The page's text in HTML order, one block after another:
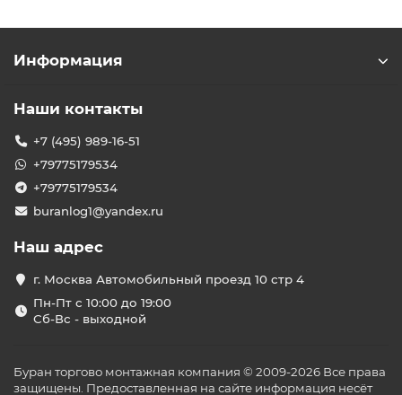
Информация
Наши контакты
+7 (495) 989-16-51
+79775179534
+79775179534
buranlog1@yandex.ru
Наш адрес
г. Москва Автомобильный проезд 10 стр 4
Пн-Пт с 10:00 до 19:00
Сб-Вс - выходной
Буран торгово монтажная компания © 2009-2026 Все права
защищены. Предоставленная на сайте информация несёт